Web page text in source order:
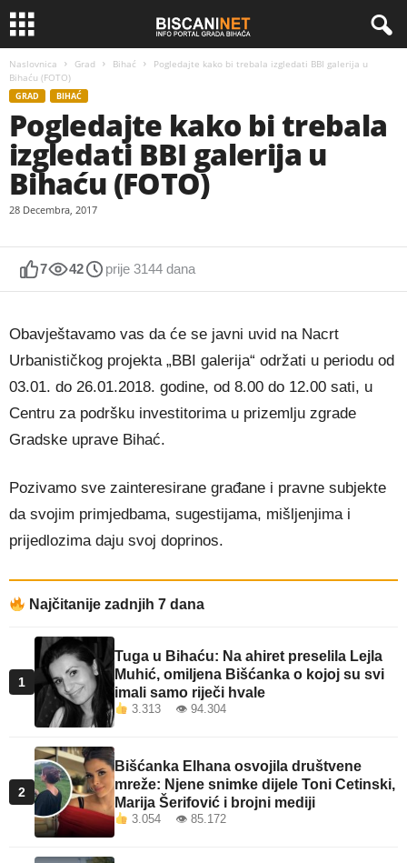
Naslovnica Grad Bihać
Pogledajte kako bi trebala izgledati BBI galerija u
Bihaću (FOTO)
GRAD BIHAĆ
Pogledajte kako bi trebala
izgledati BBI galerija u
Bihaću (FOTO)
28 Decembra, 2017
7 42 prije 3144 dana
Obavještavamo vas da će se javni uvid na Nacrt
Urbanističkog projekta „BBI galerija“ održati u periodu od
03.01. do 26.01.2018. godine, od 8.00 do 12.00 sati, u
Centru za podršku investitorima u prizemlju zgrade
Gradske uprave Bihać.
Pozivamo sve zainteresirane građane i pravne subjekte
da svojim primjedbama, sugestijama, mišljenjima i
prijedlozima daju svoj doprinos.
Najčitanije zadnjih 7 dana
1
Tuga u Bihaću: Na ahiret preselila Lejla
Muhić, omiljena Bišćanka o kojoj su svi
imali samo riječi hvale
3.313 👁 94.304
2
Bišćanka Elhana osvojila društvene
mreže: Njene snimke dijele Toni Cetinski,
Marija Šerifović i brojni mediji
3.054 👁 85.172